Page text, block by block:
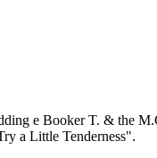
e Booker T. & the
a Little Tenderness".